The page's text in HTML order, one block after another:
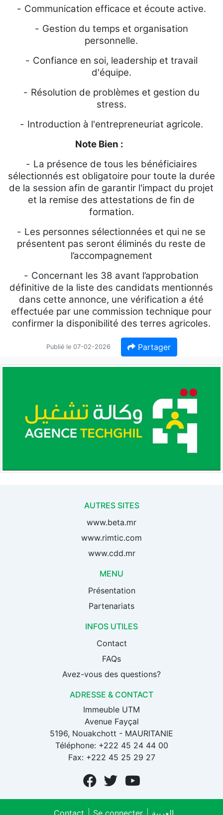
- Communication efficace et écoute active.
- Gestion du temps et organisation
personnelle.
- Confiance en soi, leadership et travail
d'équipe.
- Résolution de problèmes et gestion du
stress.
- Introduction à l'entrepreneuriat agricole.
Note Bien :
- La présence de tous les bénéficiaires
sélectionnés est obligatoire pour toute la durée
de la session afin de garantir l'impact du projet
et la remise des attestations de fin de
formation.
- Les personnes sélectionnées et qui ne se
présentent pas seront éliminés du reste de
l’accompagnement
- Concernant les 38 avant l’approbation
définitive de la liste des candidats mentionnés
dans cette annonce, une vérification a été
effectuée par une commission technique pour
confirmer la disponibilité des terres agricoles.
Publié le 07-02-2026 Partager
AUTRES SITES
www.beta.mr
www.rimtic.com
www.cdd.mr
MENU
Présentation
Partenariats
INFOS UTILES
Contact
FAQs
Avez-vous des questions?
ADRESSE & CONTACT
Immeuble UTM
Avenue Fayçal
5196, Nouakchott - MAURITANIE
Téléphone: +222 45 24 44 00
Fax: +222 45 25 29 27
Contact Se connecter العربية